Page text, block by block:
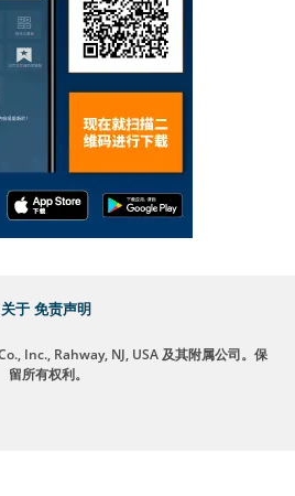
关于 免责声明
Inc., Rahway, NJ, USA 及其附属公司。保
留所有权利。